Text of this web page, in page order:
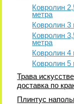
Ковролин
метра
Ковролин 3
Ковролин
метра
Ковролин 4
Ковролин 5
Трава
доставка по
Плинтус